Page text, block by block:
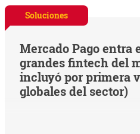
Soluciones
Mercado Pago entra
grandes fintech del
incluyó por primera
globales del sector)